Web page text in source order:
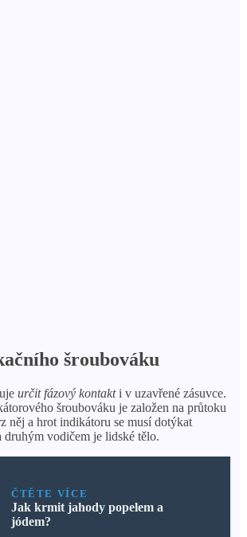
šroubováku
určit fázový kontakti v uzavřené zásuvce.
šroubováku je založen na průtoku
něj a hrot indikátoru se musí dotýkat
druhým vodičem je lidské tělo.
ČTĚTE VÍCE
Jak krmit jahody popelem a
jódem?